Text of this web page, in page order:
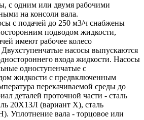
с одним или двумя рабочими
на консоли вала.
с подачей до 250 м3/ч снабжены
подводом жидкости,
имеют рабочее колесо
Двухступенчатые насосы выпускаются
входа жидкости. Насосы
одноступенчатые с
жидкости с предвключенным
перекачиваемой среды до
деталей проточной части - сталь
20Х13Л (вариант Х), сталь
Уплотнение вала - торцовое или